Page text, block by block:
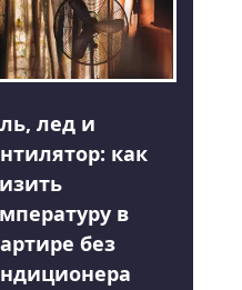
лед и
как
в
без